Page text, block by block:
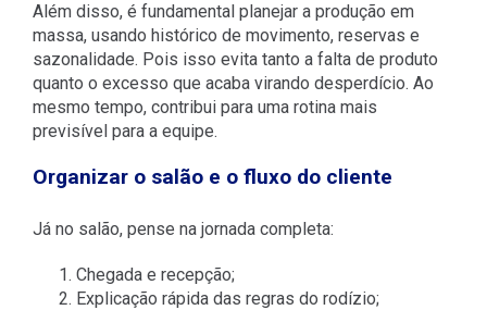
Além disso, é fundamental planejar a produção em
massa, usando histórico de movimento, reservas e
sazonalidade. Pois isso evita tanto a falta de produto
quanto o excesso que acaba virando desperdício. Ao
mesmo tempo, contribui para uma rotina mais
previsível para a equipe.
Organizar o salão e o fluxo do cliente
Já no salão, pense na jornada completa:
Chegada e recepção;
Explicação rápida das regras do rodízio;